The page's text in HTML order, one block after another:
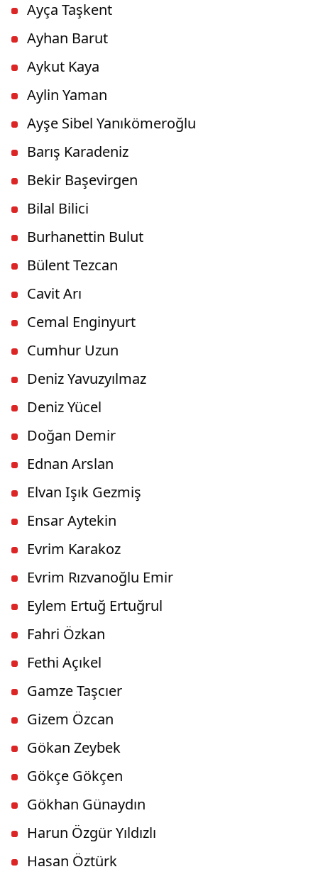
Ayça Taşkent
Ayhan Barut
Aykut Kaya
Aylin Yaman
Ayşe Sibel Yanıkömeroğlu
Barış Karadeniz
Bekir Başevirgen
Bilal Bilici
Burhanettin Bulut
Bülent Tezcan
Cavit Arı
Cemal Enginyurt
Cumhur Uzun
Deniz Yavuzyılmaz
Deniz Yücel
Doğan Demir
Ednan Arslan
Elvan Işık Gezmiş
Ensar Aytekin
Evrim Karakoz
Evrim Rızvanoğlu Emir
Eylem Ertuğ Ertuğrul
Fahri Özkan
Fethi Açıkel
Gamze Taşcıer
Gizem Özcan
Gökan Zeybek
Gökçe Gökçen
Gökhan Günaydın
Harun Özgür Yıldızlı
Hasan Öztürk